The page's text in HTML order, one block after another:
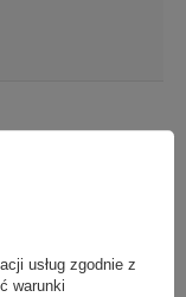
usług zgodnie z
warunki